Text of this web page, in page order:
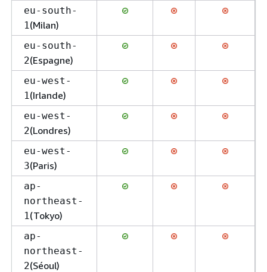
eu-south-
1(Milan)
eu-south-
2(Espagne)
eu-west-
1(Irlande)
eu-west-
2(Londres)
eu-west-
3(Paris)
ap-
northeast-
1(Tokyo)
ap-
northeast-
2(Séoul)